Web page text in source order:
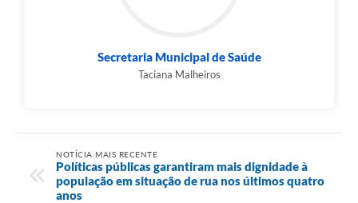
Secretaria Municipal de Saúde
Taciana Malheiros
NOTÍCIA MAIS RECENTE
Políticas públicas garantiram mais dignidade à
população em situação de rua nos últimos quatro
anos